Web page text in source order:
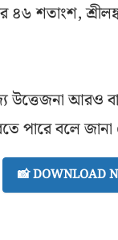
শতাংশ,
উত্তেজনা আরও
পারে বলে
📸 DOWNLOAD